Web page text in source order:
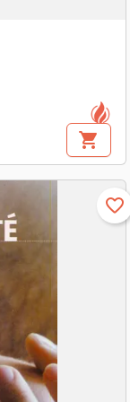
shopping_cart
favorite_border